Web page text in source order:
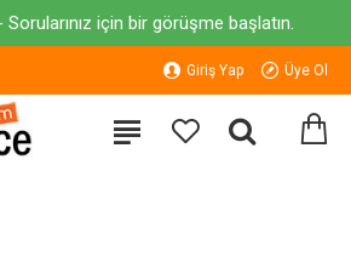
için bir görüşme başlatın.
Giriş Yap Üye Ol